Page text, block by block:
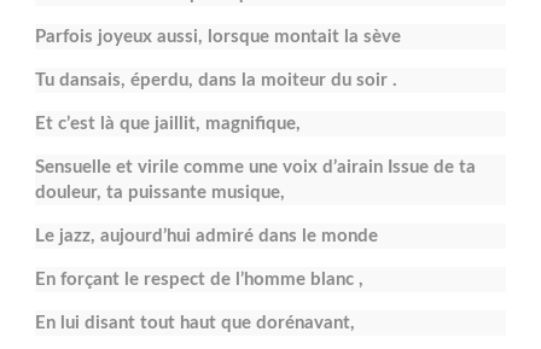
Parfois joyeux aussi, lorsque montait la sève
Tu dansais, éperdu, dans la moiteur du soir .
Et c’est là que jaillit, magnifique,
Sensuelle et virile comme une voix d’airain Issue de ta
douleur, ta puissante musique,
Le jazz, aujourd’hui admiré dans le monde
En forçant le respect de l’homme blanc ,
En lui disant tout haut que dorénavant,